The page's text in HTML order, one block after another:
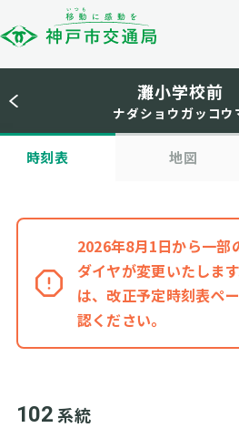
灘小学校前
ナダショウガッコウ
時刻表 地図
2026年8月1日から一部
ダイヤが変更いたしま
は、改正予定時刻表ペ
認ください。
102 系統